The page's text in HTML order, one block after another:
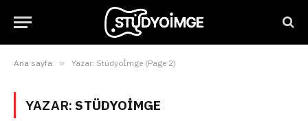
Ana sayfa » Yazar: Stüdyoİmge (Page 2)
YAZAR:STÜDYOİMGE